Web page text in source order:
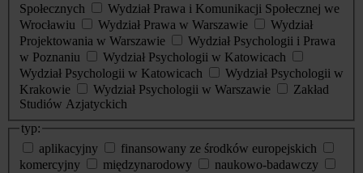
Społecznych
Wydział Prawa i Komunikacji Społecznej we
Wrocławiu
Wydział Prawa w Warszawie
Wydział
Projektowania w Warszawie
Wydział Psychologii i Prawa
w Poznaniu
Wydział Psychologii w Katowicach
Wydział Psychologii w Katowicach
Wydział Psychologii w
Krakowie
Wydział Psychologii w Warszawie
Zakład
Studiów Azjatyckich
typ:
aplikacyjny
finansowany ze środków europejskich
komercyjny
międzynarodowy
naukowo-badawczy